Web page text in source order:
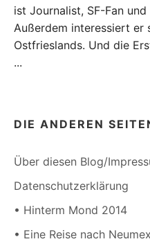
ist Journalist, SF-Fan
Außerdem interessiert er
Ostfrieslands. Und die
...
DIE ANDEREN
Über diesen Blog/
Datenschutzerklärung
• Hinterm Mond 2014
• Eine Reise nach